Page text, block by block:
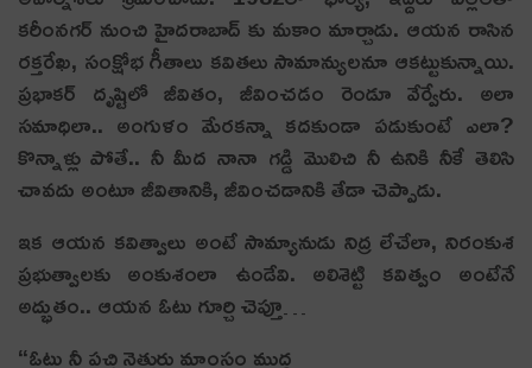
కరీంనగర్ నుంచి హైదరాబాద్ కు మకాం మార్చాడు. ఆయన రాసిన
రక్తరేఖ, సంక్షోభ గీతాలు కవితలు సామాన్యులనూ ఆకట్టుకున్నాయి.
ప్రభాకర్ దృష్టిలో జీవితం, జీవించడం రెండూ వేర్వేరు. అలా
సమాధిలా.. అంగుళం మేరకన్నా కదకుండా పడుకుంటే ఎలా?
కొన్నాళ్లు పోతే.. నీ మీద నానా గడ్డి మొలిచి నీ ఉనికి నీకే తెలిసి
చావదు అంటూ జీవితానికి, జీవించడానికి తేడా చెప్పాడు.
ఇక ఆయ‌న క‌విత్వాలు అంటే సామ్యానుడు నిద్ర లేచేలా, నిరంకుశ
ప్ర‌భుత్వాల‌కు అంకుశంలా ఉండేవి. అలిశెట్టి క‌విత్వం అంటేనే
అద్భుతం.. ఆయ‌న ఓటు గూర్చి చెప్తూ…
“ఓటు నీ పచ్చి నెత్తురు మాంసం ముద్ద